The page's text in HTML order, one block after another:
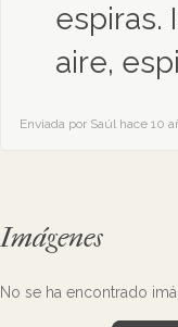
espiras.
aire,
Enviada por Saúl hace 10
Imágenes
No se ha encontrado